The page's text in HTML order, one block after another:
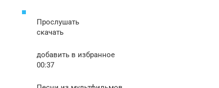
Прослушать
скачать
добавить в избранное
00:37